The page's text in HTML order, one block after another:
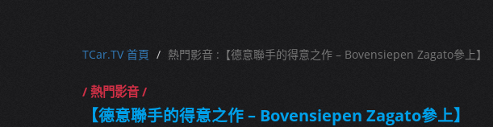
TCar.TV 首頁 熱門影音 :【德意聯手的得意之作 – Bovensiepen Zagato參上】
/ 熱門影音 /
【德意聯手的得意之作 – Bovensiepen Zagato參上】